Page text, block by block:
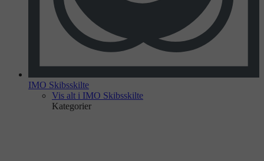
IMO Skibsskilte
Vis alt i IMO Skibsskilte
Kategorier